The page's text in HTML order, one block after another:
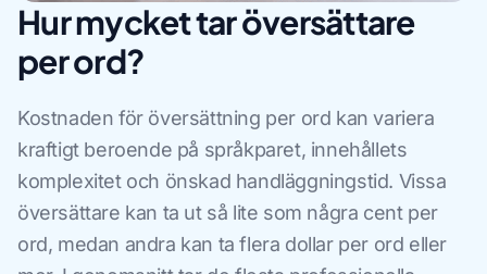
Hur mycket tar översättare
per ord?
Kostnaden för översättning per ord kan variera
kraftigt beroende på språkparet, innehållets
komplexitet och önskad handläggningstid. Vissa
översättare kan ta ut så lite som några cent per
ord, medan andra kan ta flera dollar per ord eller